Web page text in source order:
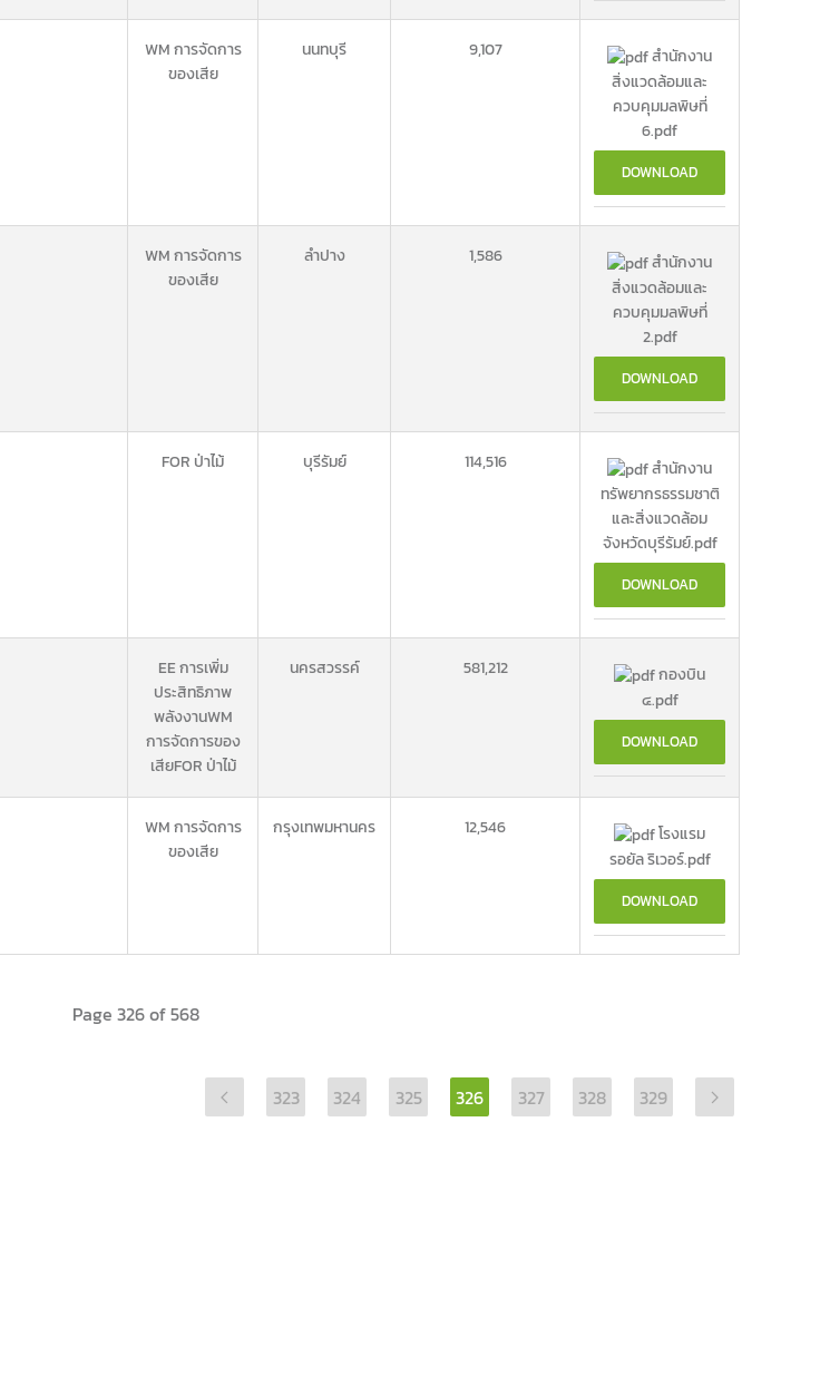
WM การจัดการ
ของเสีย
นนทบุรี 9,107
สำนักงาน
สิ่งแวดล้อมและ
ควบคุมมลพิษที่
6.pdf
DOWNLOAD
WM การจัดการ
ของเสีย
ลำปาง 1,586
สำนักงาน
สิ่งแวดล้อมและ
ควบคุมมลพิษที่
2.pdf
DOWNLOAD
FOR ป่าไม้ บุรีรัมย์ 114,516
สำนักงาน
ทรัพยากรธรรมชาติ
และสิ่งแวดล้อม
จังหวัดบุรีรัมย์.pdf
DOWNLOAD
EE การเพิ่ม
ประสิทธิภาพ
พลังงานWM
การจัดการของ
เสียFOR ป่าไม้
นครสวรรค์ 581,212
กองบิน
๔.pdf
DOWNLOAD
WM การจัดการ
ของเสีย
กรุงเทพมหานคร 12,546
โรงแรม
รอยัล ริเวอร์.pdf
DOWNLOAD
Page 326 of 568
323 324 325 326 327 328 329